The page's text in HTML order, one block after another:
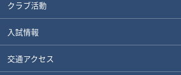
クラブ活動
入試情報
交通アクセス